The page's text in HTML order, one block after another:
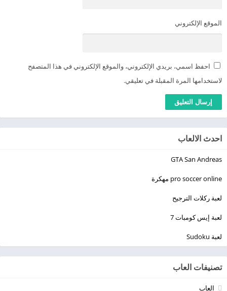
الموقع الإلكتروني
احفظ اسمي، بريدي الإلكتروني، والموقع الإلكتروني في هذا المتصفح
لاستخدامها المرة المقبلة في تعليقي.
احدث الالعاب
GTA San Andreas
pro soccer online مهكرة
لعبة ركلات الترجيح
لعبة إيس كومبات 7
لعبة Sudoku
تصنيفات العاب
العاب